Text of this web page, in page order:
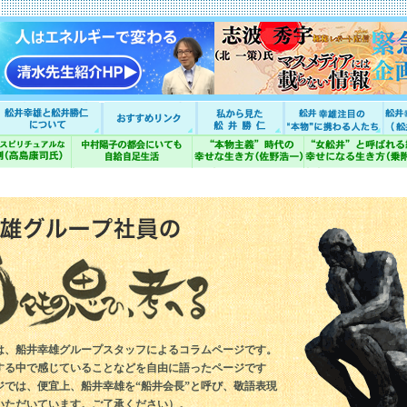
、船井幸雄グループスタッフによるコラムページです。
る中で感じていることなどを自由に語ったページです
では、便宜上、船井幸雄を“船井会長”と呼び、敬語表現
ただいています。ご了承ください）。